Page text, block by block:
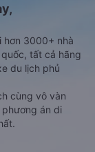
hơn 3000+ nhà
tất cả hãng
du lịch phủ
cùng vô vàn
án di